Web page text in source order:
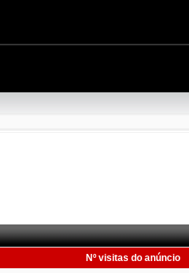
Nº visitas do anúncio